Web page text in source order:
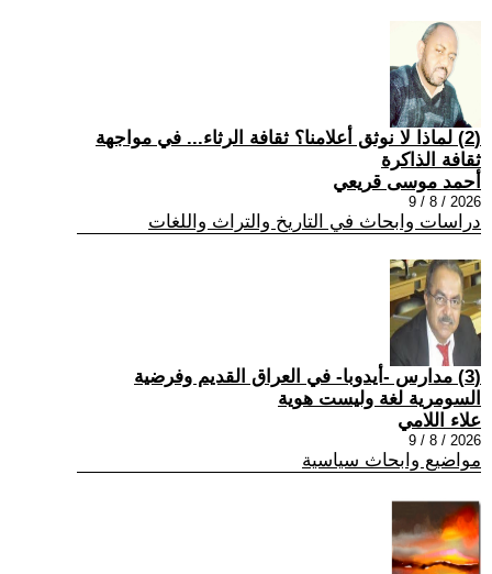
(2) لماذا لا نوثق أعلامنا؟ ثقافة الرثاء... في مواجهة
ثقافة الذاكرة
أحمد موسى قريعي
2026 / 8 / 9
دراسات وابحاث في التاريخ والتراث واللغات
(3) مدارس -أيدوبا- في العراق القديم وفرضية
السومرية لغة وليست هوية
علاء اللامي
2026 / 8 / 9
مواضيع وابحاث سياسية